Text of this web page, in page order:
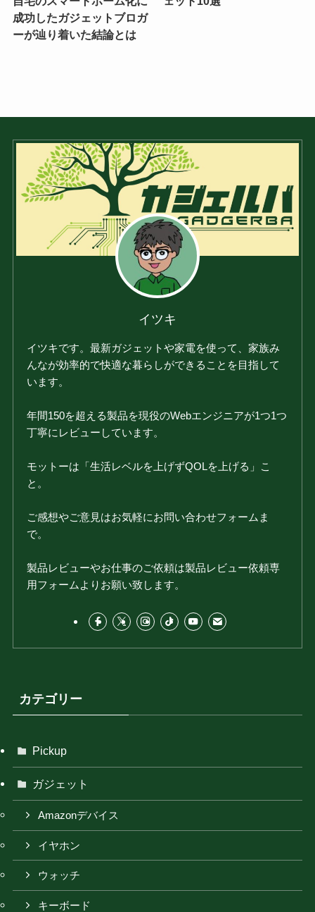
成功したガジェットブロガ
ーが辿り着いた結論とは
イツキ
イツキです。最新ガジェットや家電を使って、家族み
んなが効率的で快適な暮らしができることを目指して
います。
年間150を超える製品を現役のWebエンジニアが1つ1つ
丁寧にレビューしています。
モットーは「生活レベルを上げずQOLを上げる」こ
と。
ご感想やご意見はお気軽にお問い合わせフォームま
で。
製品レビューやお仕事のご依頼は製品レビュー依頼専
用フォームよりお願い致します。
カテゴリー
Pickup
ガジェット
Amazonデバイス
イヤホン
ウォッチ
キーボード